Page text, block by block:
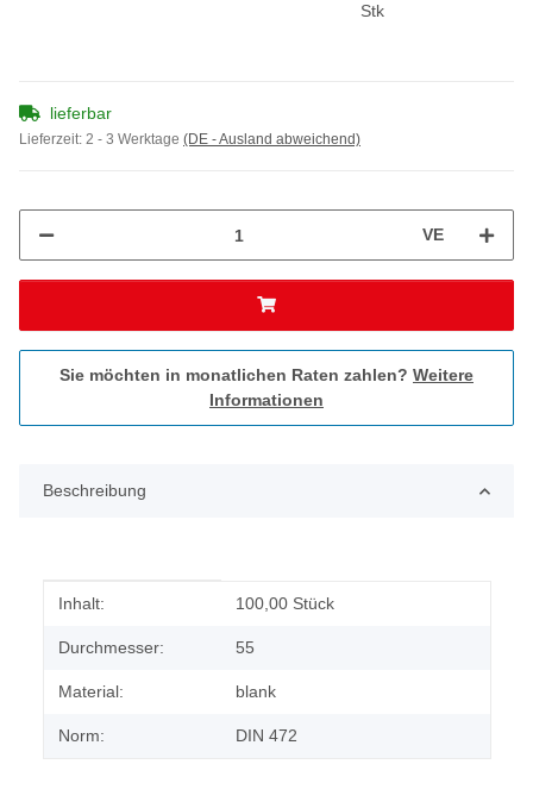
Stk
lieferbar
Lieferzeit: 2 - 3 Werktage (DE - Ausland abweichend)
VE
Sie möchten in monatlichen Raten zahlen? Weitere
Informationen
Beschreibung
Produkteigenschaft
Wert
Inhalt: 100,00 Stück
Durchmesser: 55
Material: blank
Norm: DIN 472